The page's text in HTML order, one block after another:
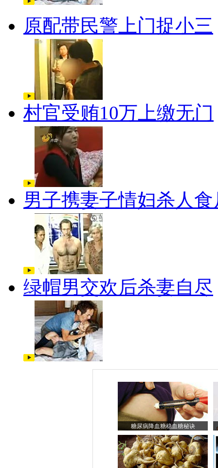
原配带民警上门捉小三
村官受贿10万上缴无门
男子携妻子情妇杀人食
绿帽男交欢后杀妻自尽
糖尿病降血糖稳血糖秘诀